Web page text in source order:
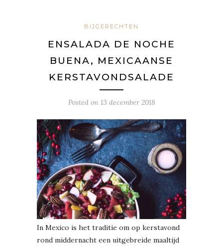
BIJGERECHTEN
ENSALADA DE NOCHE
BUENA, MEXICAANSE
KERSTAVONDSALADE
Posted on 13 december 2018
In Mexico is het traditie om op kerstavond
rond middernacht een uitgebreide maaltijd